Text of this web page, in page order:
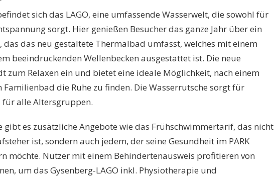
sich das LAGO, eine umfassende Wasserwelt, die sowohl für
sorgt. Hier genießen Besucher das ganze Jahr über ein
das das neu gestaltete Thermalbad umfasst, welches mit einem
beeindruckenden Wellenbecken ausgestattet ist. Die neue
zum Relaxen ein und bietet eine ideale Möglichkeit, nach einem
die Ruhe zu finden. Die Wasserrutsche sorgt für
alle Altersgruppen.
gibt es zusätzliche Angebote wie das Frühschwimmertarif, das nicht
ist, sondern auch jedem, der seine Gesundheit im PARK
möchte. Nutzer mit einem Behindertenausweis profitieren von
um das Gysenberg-LAGO inkl. Physiotherapie und